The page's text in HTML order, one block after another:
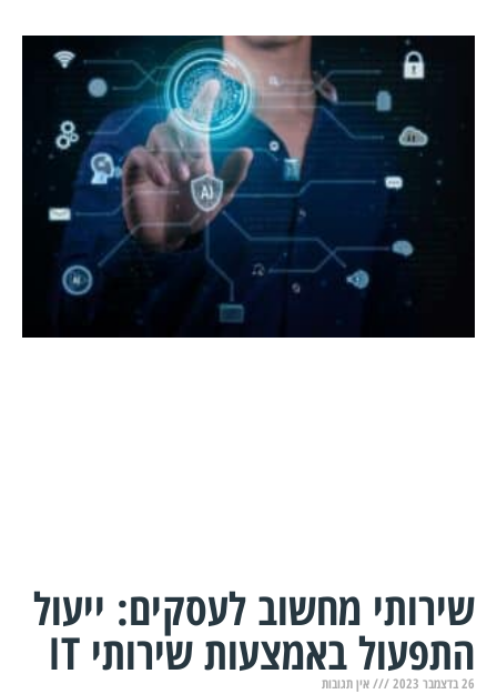
שירותי מחשוב לעסקים: ייעול
התפעול באמצעות שירותי IT
26 בדצמבר 2023 אין תגובות